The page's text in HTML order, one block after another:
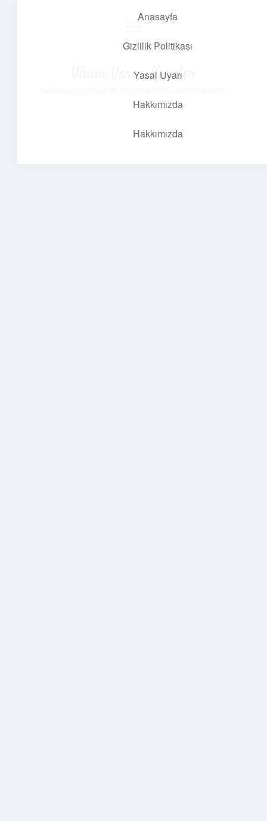
Anasayfa
Gizlilik Politikası
Yasal Uyarı
Hakkımızda
Hakkımızda
İlham Veren Köşeler